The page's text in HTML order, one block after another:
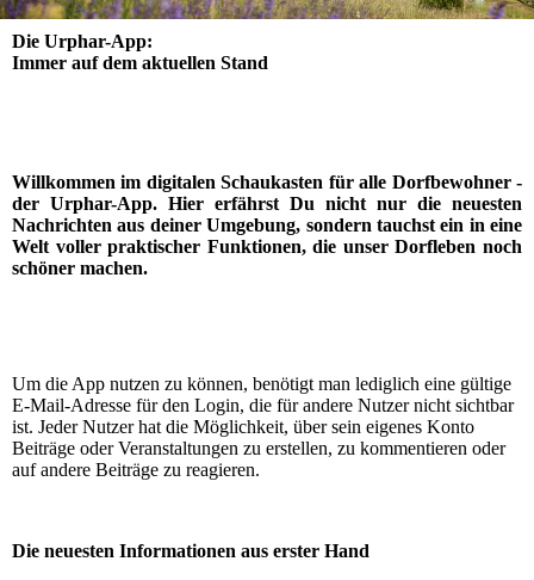
Die Urphar-App:
Immer auf dem aktuellen Stand
Willkommen im digitalen Schaukasten für alle Dorfbewohner -
der Urphar-App. Hier erfährst Du nicht nur die neuesten
Nachrichten aus deiner Umgebung, sondern tauchst ein in eine
Welt voller praktischer Funktionen, die unser Dorfleben noch
schöner machen.
Um die App nutzen zu können, benötigt man lediglich eine gültige
E-Mail-Adresse für den Login, die für andere Nutzer nicht sichtbar
ist. Jeder Nutzer hat die Möglichkeit, über sein eigenes Konto
Beiträge oder Veranstaltungen zu erstellen, zu kommentieren oder
auf andere Beiträge zu reagieren.
Die neuesten Informationen aus erster Hand